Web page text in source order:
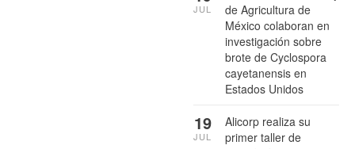
de Agricultura de
México colaboran en
investigación sobre
brote de Cyclospora
cayetanensis en
Estados Unidos
JUL
Alicorp realiza su
primer taller de
19
JUL